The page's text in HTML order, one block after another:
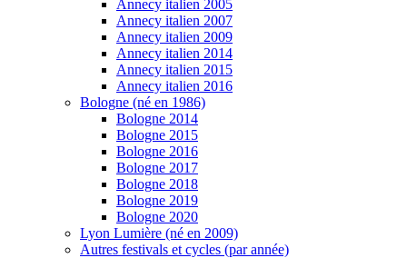
Annecy italien 2005
Annecy italien 2007
Annecy italien 2009
Annecy italien 2014
Annecy italien 2015
Annecy italien 2016
Bologne (né en 1986)
Bologne 2014
Bologne 2015
Bologne 2016
Bologne 2017
Bologne 2018
Bologne 2019
Bologne 2020
Lyon Lumière (né en 2009)
Autres festivals et cycles (par année)